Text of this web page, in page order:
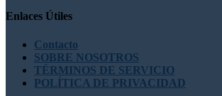
Enlaces Útiles
Contacto
SOBRE NOSOTROS
TÉRMINOS DE SERVICIO
POLÍTICA DE PRIVACIDAD